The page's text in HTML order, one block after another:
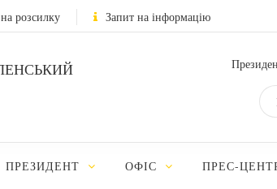
розсилку Запит на інформацію
ПРЕЗИДЕНТ ОФІС ПРЕС-